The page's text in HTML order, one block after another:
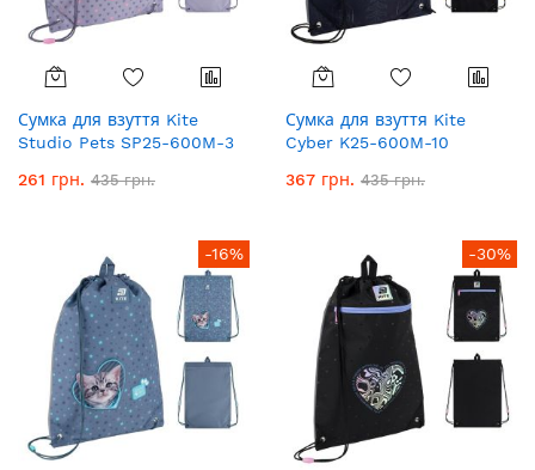
Сумка для взуття Kite
Studio Pets SP25-600M-3
261 грн. 435 грн.
Сумка для взуття Kite
Cyber K25-600M-10
367 грн. 435 грн.
-16% -30%